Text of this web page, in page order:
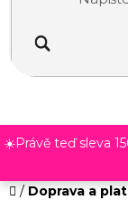
obsah
☀️Právě teď sleva
Domů
/ Doprava a